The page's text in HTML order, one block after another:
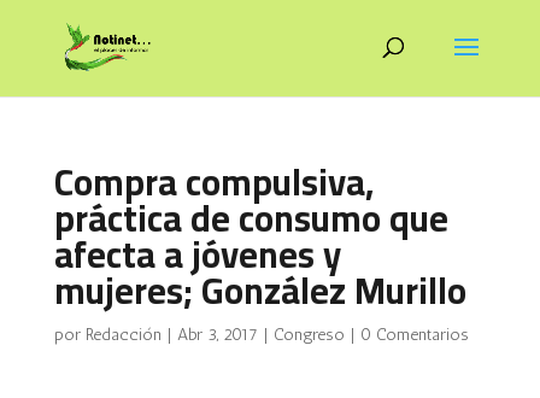
Compra compulsiva,
práctica de consumo que
afecta a jóvenes y
mujeres; González Murillo
por Redacción | Abr 3, 2017 | Congreso | 0 Comentarios